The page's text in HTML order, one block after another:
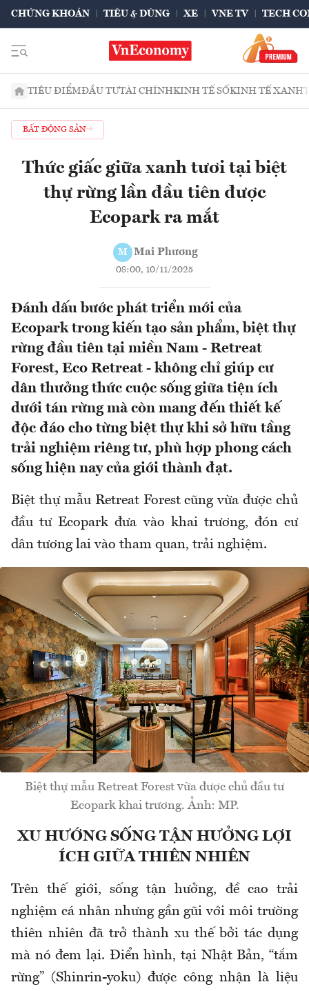
CHỨNG KHOÁN TIÊU & DÙNG XE VNE TV TECH
TIÊU ĐIỂMĐẦU TƯTÀI CHÍNHKINH TẾ SỐKINH TẾ XANH
BẤT ĐỘNG SẢN
Thức giấc giữa xanh tươi tại biệt
thự rừng lần đầu tiên được
Ecopark ra mắt
M Mai Phương
08:00, 10/11/2025
Đánh dấu bước phát triển mới của
Ecopark trong kiến tạo sản phẩm, biệt thự
rừng đầu tiên tại miền Nam - Retreat
Forest, Eco Retreat - không chỉ giúp cư
dân thưởng thức cuộc sống giữa tiện ích
dưới tán rừng mà còn mang đến thiết kế
độc đáo cho từng biệt thự khi sở hữu tầng
trải nghiệm riêng tư, phù hợp phong cách
sống hiện nay của giới thành đạt.
Biệt thự mẫu Retreat Forest cũng vừađược chủ
đầu tư Ecopark đưa vào khai trương, đón cư
dân tương lai vào tham quan, trải nghiệm.
Biệt thự mẫu Retreat Forest vừa được chủ đầu tư
Ecopark khai trương. Ảnh: MP.
XU HƯỚNG SỐNG TẬN HƯỞNG LỢI
ÍCH GIỮA THIÊN NHIÊN
Trên thế giới, sống tận hưởng, đề cao trải
nghiệm cá nhân nhưng gần gũi với môi trường
thiên nhiên đã trở thành xu thế bởi tác dụng
mà nóđem lại. Điển hình, tại Nhật Bản, “tắm
rừng” (Shinrin-yoku) được công nhận là liệu